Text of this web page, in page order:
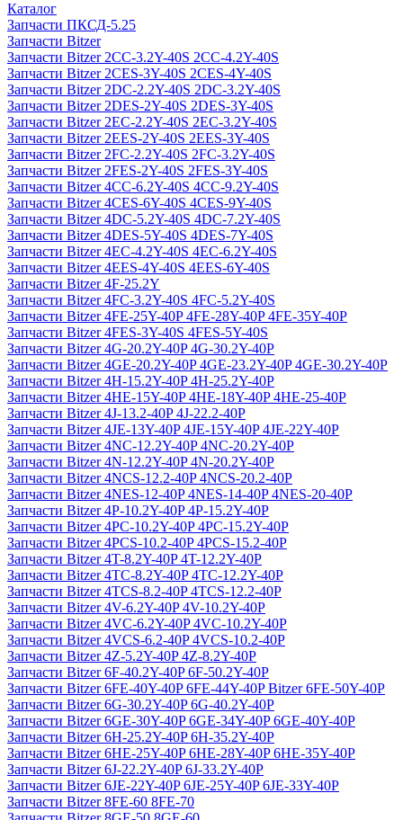
Каталог
Запчасти ПКСД-5.25
Запчасти Bitzer
Запчасти Bitzer 2CC-3.2Y-40S 2CC-4.2Y-40S
Запчасти Bitzer 2CES-3Y-40S 2CES-4Y-40S
Запчасти Bitzer 2DC-2.2Y-40S 2DC-3.2Y-40S
Запчасти Bitzer 2DES-2Y-40S 2DES-3Y-40S
Запчасти Bitzer 2EC-2.2Y-40S 2EC-3.2Y-40S
Запчасти Bitzer 2EES-2Y-40S 2EES-3Y-40S
Запчасти Bitzer 2FC-2.2Y-40S 2FC-3.2Y-40S
Запчасти Bitzer 2FES-2Y-40S 2FES-3Y-40S
Запчасти Bitzer 4CC-6.2Y-40S 4CC-9.2Y-40S
Запчасти Bitzer 4CES-6Y-40S 4CES-9Y-40S
Запчасти Bitzer 4DC-5.2Y-40S 4DC-7.2Y-40S
Запчасти Bitzer 4DES-5Y-40S 4DES-7Y-40S
Запчасти Bitzer 4EC-4.2Y-40S 4EC-6.2Y-40S
Запчасти Bitzer 4EES-4Y-40S 4EES-6Y-40S
Запчасти Bitzer 4F-25.2Y
Запчасти Bitzer 4FC-3.2Y-40S 4FC-5.2Y-40S
Запчасти Bitzer 4FE-25Y-40P 4FE-28Y-40P 4FE-35Y-40P
Запчасти Bitzer 4FES-3Y-40S 4FES-5Y-40S
Запчасти Bitzer 4G-20.2Y-40P 4G-30.2Y-40P
Запчасти Bitzer 4GE-20.2Y-40P 4GE-23.2Y-40P 4GE-30.2Y-40P
Запчасти Bitzer 4H-15.2Y-40P 4H-25.2Y-40P
Запчасти Bitzer 4HE-15Y-40P 4HE-18Y-40P 4HE-25-40P
Запчасти Bitzer 4J‐13.2-40P 4J‐22.2-40P
Запчасти Bitzer 4JE-13Y-40P 4JE-15Y-40P 4JE-22Y-40P
Запчасти Bitzer 4NC-12.2Y-40P 4NC-20.2Y-40P
Запчасти Bitzer 4N-12.2Y-40P 4N-20.2Y-40P
Запчасти Bitzer 4NCS-12.2-40P 4NCS-20.2-40P
Запчасти Bitzer 4NES-12-40P 4NES-14-40P 4NES-20-40P
Запчасти Bitzer 4P-10.2Y-40P 4P-15.2Y-40P
Запчасти Bitzer 4PC-10.2Y-40P 4PC-15.2Y-40P
Запчасти Bitzer 4PCS-10.2-40P 4PCS-15.2-40P
Запчасти Bitzer 4T-8.2Y-40P 4T-12.2Y-40P
Запчасти Bitzer 4TC-8.2Y-40P 4TC-12.2Y-40P
Запчасти Bitzer 4TCS-8.2-40P 4TCS-12.2-40P
Запчасти Bitzer 4V-6.2Y-40P 4V-10.2Y-40P
Запчасти Bitzer 4VC-6.2Y-40P 4VC-10.2Y-40P
Запчасти Bitzer 4VCS-6.2-40P 4VCS-10.2-40P
Запчасти Bitzer 4Z-5.2Y-40P 4Z-8.2Y-40P
Запчасти Bitzer 6F-40.2Y-40P 6F-50.2Y-40P
Запчасти Bitzer 6FE-40Y-40P 6FE-44Y-40P Bitzer 6FE-50Y-40P
Запчасти Bitzer 6G-30.2Y-40P 6G-40.2Y-40P
Запчасти Bitzer 6GE-30Y-40P 6GE-34Y-40P 6GE-40Y-40P
Запчасти Bitzer 6H-25.2Y-40P 6H-35.2Y-40P
Запчасти Bitzer 6HE-25Y-40P 6HE-28Y-40P 6HE-35Y-40P
Запчасти Bitzer 6J-22.2Y-40P 6J-33.2Y-40P
Запчасти Bitzer 6JE-22Y-40P 6JE-25Y-40P 6JE-33Y-40P
Запчасти Bitzer 8FE-60 8FE-70